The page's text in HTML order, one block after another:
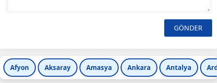
Afyon Aksaray Amasya Ankara Antalya